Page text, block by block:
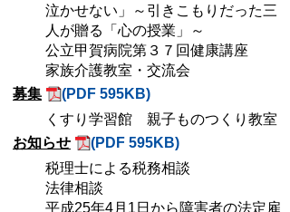
泣かせない」～引きこもりだった三
人が贈る「心の授業」～
公立甲賀病院第３７回健康講座
家族介護教室・交流会
募集
(PDF 595KB)
くすり学習館 親子ものつくり教室
お知らせ
(PDF 595KB)
税理士による税務相談
法律相談
平成25年4月1日から障害者の法定雇